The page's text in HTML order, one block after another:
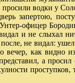
водки у
запертою,
офицер
и не
не видал:
как
а